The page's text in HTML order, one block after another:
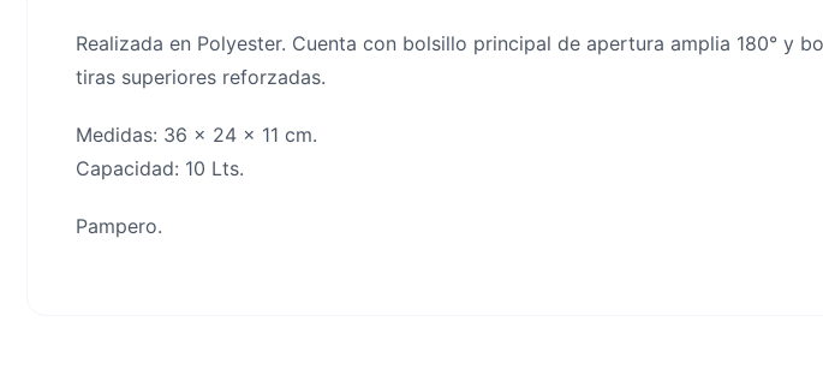
Realizada en Polyester. Cuenta con bolsillo principal de apertura amplia 180° y
tiras superiores reforzadas.
Medidas: 36 x 24 x 11 cm.
Capacidad: 10 Lts.
Pampero.